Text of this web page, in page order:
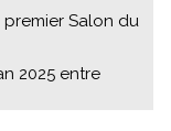
premier Salon du
2025 entre